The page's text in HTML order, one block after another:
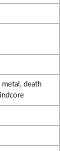
death